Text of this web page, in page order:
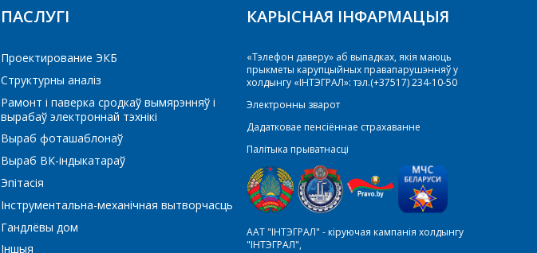
ПАСЛУГІ
Проектирование ЭКБ
Структурны аналіз
Рамонт і паверка сродкаў вымярэнняў і
вырабаў электроннай тэхнікі
Выраб фоташаблонаў
Выраб ВК-індыкатараў
Эпітасія
Інструментальна-механічная вытворчасць
Гандлёвы дом
Іншыя
КАРЫСНАЯ ІНФАРМАЦЫЯ
«Тэлефон даверу» аб выпадках, якія маюць
прыкметы карупцыйных правапарушэнняў у
холдынгу «ІНТЭГРАЛ»: тэл.(+37517) 234-10-50
Электронны зварот
Дадатковае пенсіённае страхаванне
Палітыка прыватнасці
ААТ "ІНТЭГРАЛ" - кіруючая кампанія холдынгу
"ІНТЭГРАЛ",